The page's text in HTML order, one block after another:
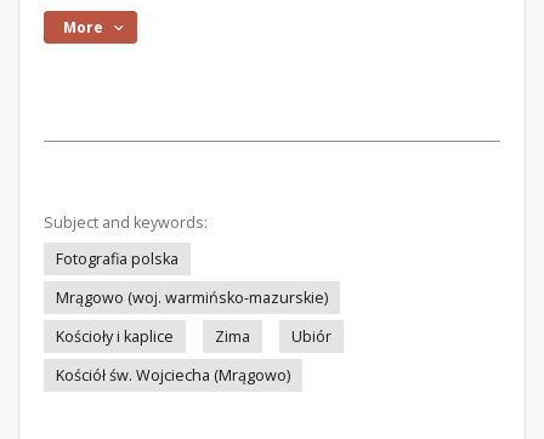
More
Subject and keywords:
Fotografia polska
Mrągowo (woj. warmińsko-mazurskie)
Kościoły i kaplice
Zima
Ubiór
Kościół św. Wojciecha (Mrągowo)